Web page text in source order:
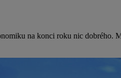
na konci roku nic dobrého.